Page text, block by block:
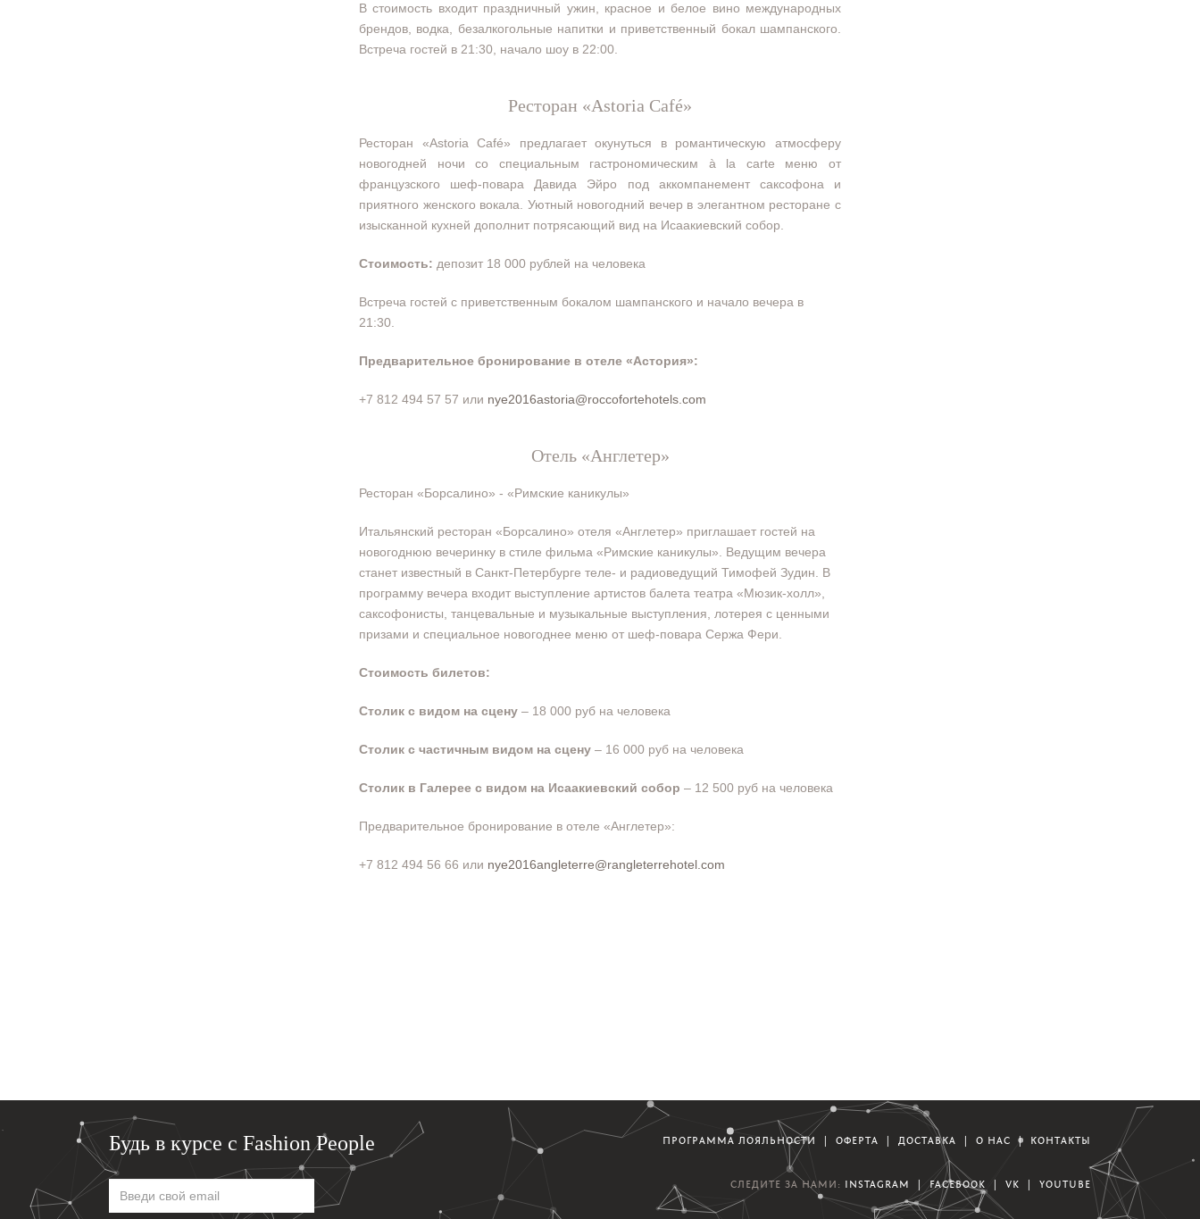
В стоимость входит праздничный ужин, красное и белое вино международных
брендов, водка, безалкогольные напитки и приветственный бокал шампанского.
Встреча гостей в 21:30, начало шоу в 22:00.
Ресторан «Astoria Café»
Ресторан «Astoria Café» предлагает окунуться в романтическую атмосферу
новогодней ночи со специальным гастрономическим à la carte меню от
французского шеф-повара Давида Эйро под аккомпанемент саксофона и
приятного женского вокала. Уютный новогодний вечер в элегантном ресторане с
изысканной кухней дополнит потрясающий вид на Исаакиевский собор.
Стоимость: депозит 18 000 рублей на человека
Встреча гостей с приветственным бокалом шампанского и начало вечера в
21:30.
Предварительное бронирование в отеле «Астория»:
+7 812 494 57 57 или nye2016astoria@roccofortehotels.com
Отель «Англетер»
Ресторан «Борсалино» - «Римские каникулы»
Итальянский ресторан «Борсалино» отеля «Англетер» приглашает гостей на
новогоднюю вечеринку в стиле фильма «Римские каникулы». Ведущим вечера
станет известный в Санкт-Петербурге теле- и радиоведущий Тимофей Зудин. В
программу вечера входит выступление артистов балета театра «Мюзик-холл»,
саксофонисты, танцевальные и музыкальные выступления, лотерея с ценными
призами и специальное новогоднее меню от шеф-повара Сержа Фери.
Стоимость билетов:
Столик с видом на сцену – 18 000 руб на человека
Столик с частичным видом на сцену – 16 000 руб на человека
Столик в Галерее с видом на Исаакиевский собор – 12 500 руб на человека
Предварительное бронирование в отеле «Англетер»:
+7 812 494 56 66 или nye2016angleterre@rangleterrehotel com
Будь в курсе с Fashion People ПРОГРАММА ЛОЯЛЬНОСТИ ОФЕРТА ДОСТАВКА О НАС | КОНТАКТЫ
СЛЕДИТЕ ЗА НАМИ: INSTAGRAM FACEBOOK VK YOUTUBE